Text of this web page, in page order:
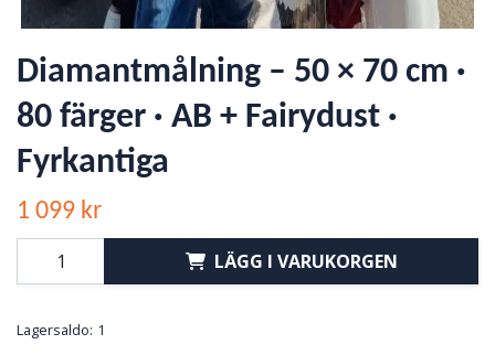
Diamantmålning – 50 × 70 cm ·
80 färger · AB + Fairydust ·
Fyrkantiga
1 099 kr
LÄGG I VARUKORGEN
Lagersaldo: 1